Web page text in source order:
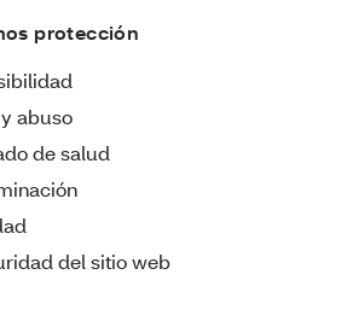
protección
abuso
de salud
del sitio web